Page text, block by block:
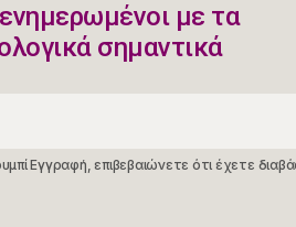
με τα
σημαντικά
Εγγραφή, επιβεβαιώνετε ότι έχετε